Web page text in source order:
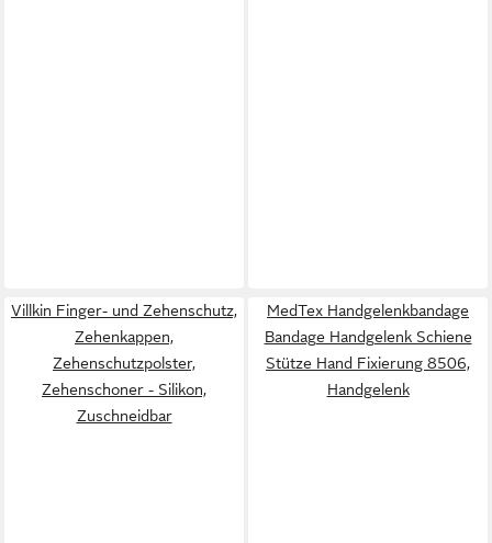
Villkin Finger- und Zehenschutz,
Zehenkappen,
Zehenschutzpolster,
Zehenschoner - Silikon,
Zuschneidbar
MedTex Handgelenkbandage
Bandage Handgelenk Schiene
Stütze Hand Fixierung 8506,
Handgelenk